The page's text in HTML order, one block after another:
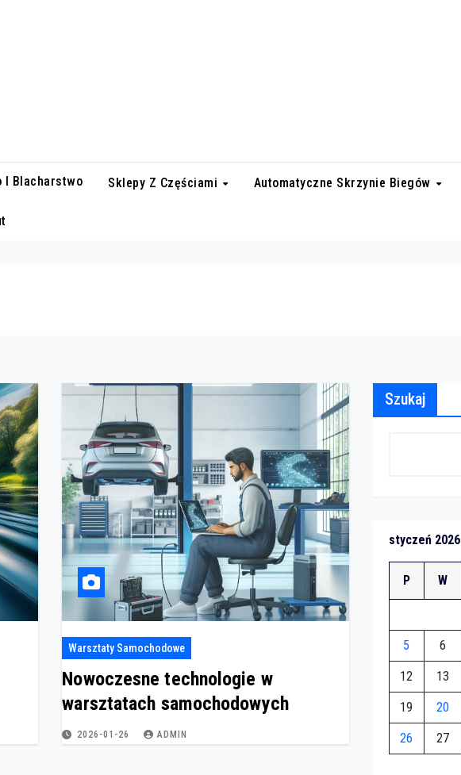
I Blacharstwo Sklepy Z Częściami Automatyczne Skrzynie Biegów
Warsztaty Samochodowe
Nowoczesne technologie w
warsztatach samochodowych
2026-01-26 ADMIN
Szukaj
styczeń 2026
P W
5 6
12 13
19 20
26 27